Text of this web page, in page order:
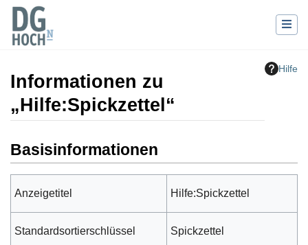
Hilfe
Informationen zu
„Hilfe:Spickzettel“
Basisinformationen
Anzeigetitel Hilfe:Spickzettel
Standardsortierschlüssel Spickzettel